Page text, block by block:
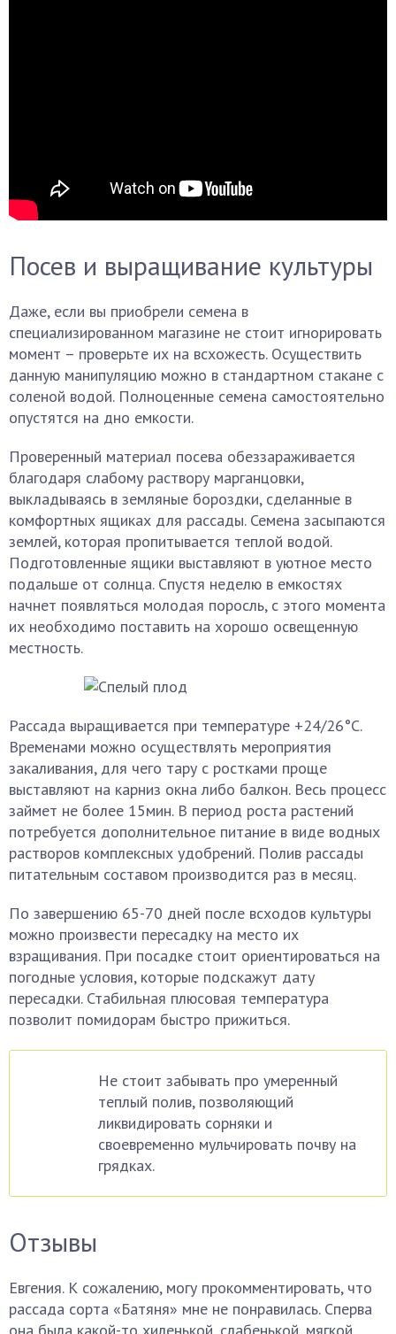
Посев и выращивание культуры
Даже, если вы приобрели семена в
специализированном магазине не стоит игнорировать
момент – проверьте их на всхожесть. Осуществить
данную манипуляцию можно в стандартном стакане с
соленой водой. Полноценные семена самостоятельно
опустятся на дно емкости.
Проверенный материал посева обеззараживается
благодаря слабому раствору марганцовки,
выкладываясь в земляные бороздки, сделанные в
комфортных ящиках для рассады. Семена засыпаются
землей, которая пропитывается теплой водой.
Подготовленные ящики выставляют в уютное место
подальше от солнца. Спустя неделю в емкостях
начнет появляться молодая поросль, с этого момента
их необходимо поставить на хорошо освещенную
местность.
Рассада выращивается при температуре +24/26°C.
Временами можно осуществлять мероприятия
закаливания, для чего тару с ростками проще
выставляют на карниз окна либо балкон. Весь процесс
займет не более 15мин. В период роста растений
потребуется дополнительное питание в виде водных
растворов комплексных удобрений. Полив рассады
питательным составом производится раз в месяц.
По завершению 65-70 дней после всходов культуры
можно произвести пересадку на место их
взращивания. При посадке стоит ориентироваться на
погодные условия, которые подскажут дату
пересадки. Стабильная плюсовая температура
позволит помидорам быстро прижиться.
Не стоит забывать про умеренный
теплый полив, позволяющий
ликвидировать сорняки и
своевременно мульчировать почву на
грядках.
Отзывы
Евгения. К сожалению, могу прокомментировать, что
рассада сорта «Батяня» мне не понравилась. Сперва